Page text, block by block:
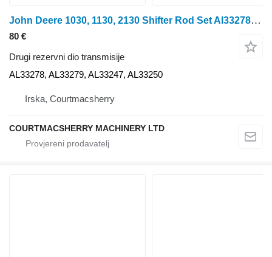
John Deere 1030, 1130, 2130 Shifter Rod Set Al33278, Al33279, Al33247, Al33 AL33278 za traktora na kotačima
80 €
Drugi rezervni dio transmisije
AL33278, AL33279, AL33247, AL33250
Irska, Courtmacsherry
COURTMACSHERRY MACHINERY LTD